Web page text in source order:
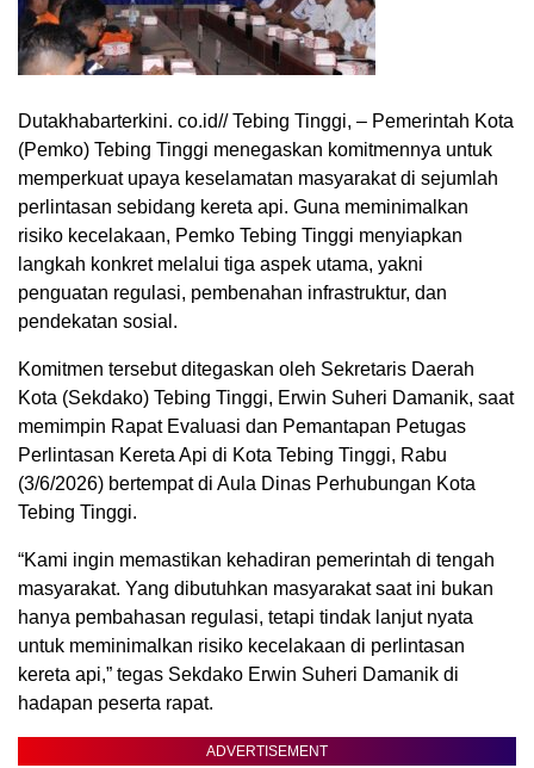
Dutakhabarterkini. co.id// Tebing Tinggi, – Pemerintah Kota
(Pemko) Tebing Tinggi menegaskan komitmennya untuk
memperkuat upaya keselamatan masyarakat di sejumlah
perlintasan sebidang kereta api. Guna meminimalkan
risiko kecelakaan, Pemko Tebing Tinggi menyiapkan
langkah konkret melalui tiga aspek utama, yakni
penguatan regulasi, pembenahan infrastruktur, dan
pendekatan sosial.
Komitmen tersebut ditegaskan oleh Sekretaris Daerah
Kota (Sekdako) Tebing Tinggi, Erwin Suheri Damanik, saat
memimpin Rapat Evaluasi dan Pemantapan Petugas
Perlintasan Kereta Api di Kota Tebing Tinggi, Rabu
(3/6/2026) bertempat di Aula Dinas Perhubungan Kota
Tebing Tinggi.
“Kami ingin memastikan kehadiran pemerintah di tengah
masyarakat. Yang dibutuhkan masyarakat saat ini bukan
hanya pembahasan regulasi, tetapi tindak lanjut nyata
untuk meminimalkan risiko kecelakaan di perlintasan
kereta api,” tegas Sekdako Erwin Suheri Damanik di
hadapan peserta rapat.
ADVERTISEMENT